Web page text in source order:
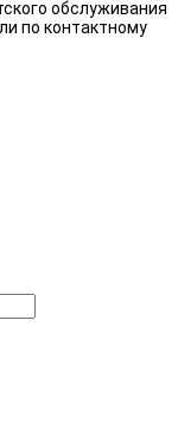
обслуживания
по контактному